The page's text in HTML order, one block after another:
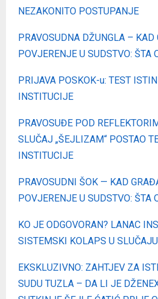
NEZAKONITO POSTUPANJE
PRAVOSUDNA DŽUNGLA –
POVJERENJE U SUDSTVO: ŠTA
PRIJAVA POSKOK-u: TEST
INSTITUCIJE
PRAVOSUĐE POD
SLUČAJ „ŠEJLIZAM“ POSTAO
INSTITUCIJE
PRAVOSUDNI ŠOK — KAD
POVJERENJE U SUDSTVO: ŠTA
KO JE ODGOVORAN? LANAC
SISTEMSKI KOLAPS U
EKSKLUZIVNO: ZAHTJEV ZA
SUDU TUZLA – DA LI JE